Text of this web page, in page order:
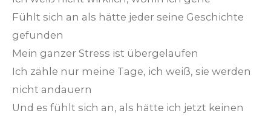
Fühlt sich an als hätte jeder seine Geschichte
gefunden
Mein ganzer Stress ist übergelaufen
Ich zähle nur meine Tage, ich weiß, sie werden
nicht andauern
Und es fühlt sich an, als hätte ich jetzt keinen